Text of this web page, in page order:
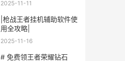
2025-11-11
|枪战王者挂机辅助软件使
用全攻略|
2025-11-16
# 免费领王者荣耀钻石